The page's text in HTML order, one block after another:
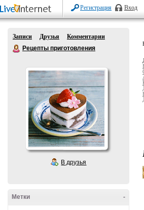
Регистрация Вход
Записи Друзья
Комментарии
Рецепты приготовления
В друзья
-
Метки